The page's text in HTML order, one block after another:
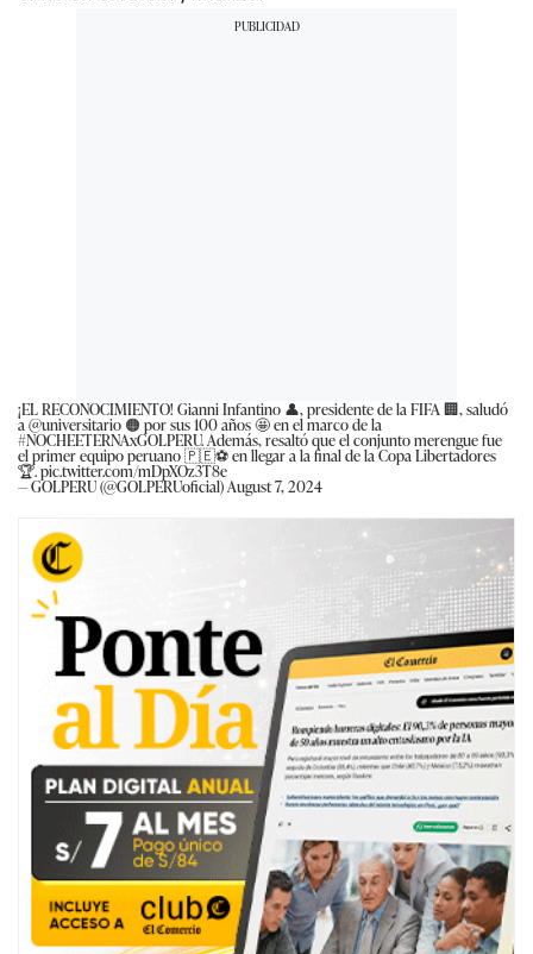
¡EL RECONOCIMIENTO! Gianni Infantino 👤, presidente de la FIFA 🏢, saludó
a@universitario 🟠 por sus 100 años 🤩 en el marco de la
#NOCHEETERNAxGOLPERU. Además, resaltó que el conjunto merengue fue
el primer equipo peruano 🇵🇪⚽ en llegar a la final de la Copa Libertadores
🏆.pic.twitter.com/mDpXOz3T8e
— GOLPERU (@GOLPERUoficial)August 7, 2024